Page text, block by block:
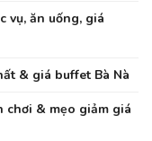
vụ, ăn uống, giá
& giá buffet Bà Nà
chơi & mẹo giảm giá